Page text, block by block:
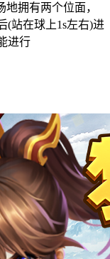
拥有两个位面，
(站在球上1s左右)进
进行